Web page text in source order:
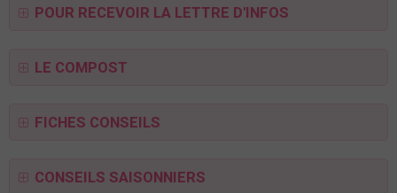
POUR RECEVOIR LA LETTRE D'INFOS
LE COMPOST
FICHES CONSEILS
CONSEILS SAISONNIERS